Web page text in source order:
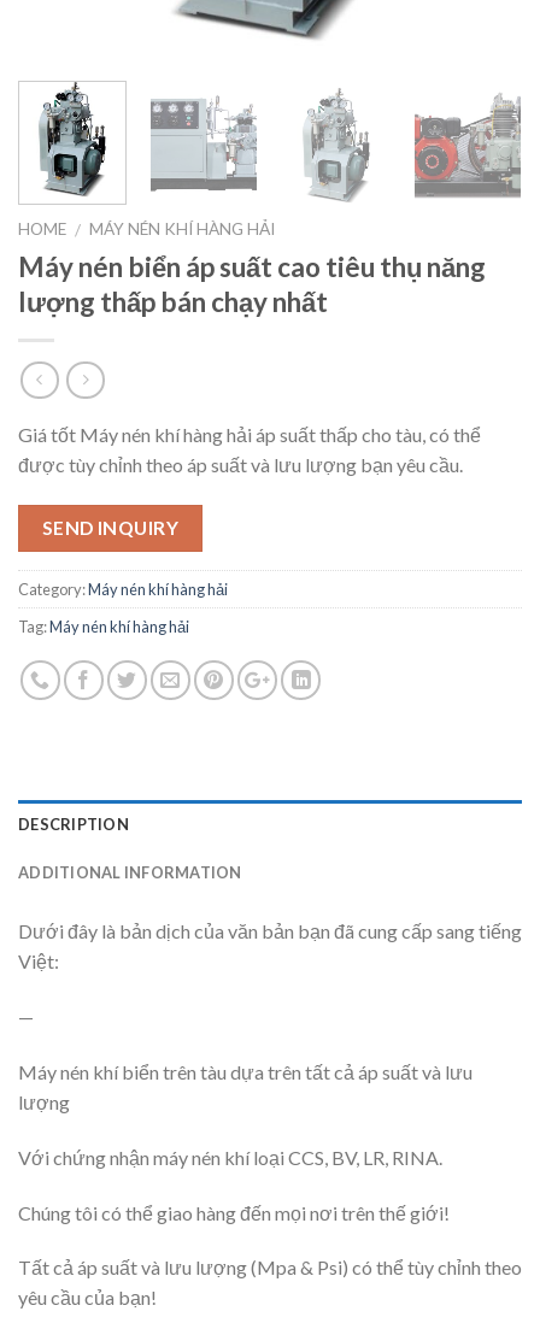
HOME / MÁY NÉN KHÍ HÀNG HẢI
Máy nén biển áp suất cao tiêu thụ năng
lượng thấp bán chạy nhất
Giá tốt Máy nén khí hàng hải áp suất thấp cho tàu, có thể
được tùy chỉnh theo áp suất và lưu lượng bạn yêu cầu.
SEND INQUIRY
Category:Máy nén khí hàng hải
Tag:Máy nén khí hàng hải
DESCRIPTION
ADDITIONAL INFORMATION
Dưới đây là bản dịch của văn bản bạn đã cung cấp sang tiếng
Việt:
—
Máy nén khí biển trên tàu dựa trên tất cả áp suất và lưu
lượng
Với chứng nhận máy nén khí loại CCS, BV, LR, RINA.
Chúng tôi có thể giao hàng đến mọi nơi trên thế giới!
Tất cả áp suất và lưu lượng (Mpa & Psi) có thể tùy chỉnh theo
yêu cầu của bạn!